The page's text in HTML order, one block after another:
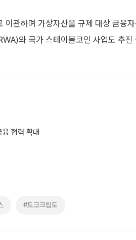
관하며 가상자산을 규제 대상 금융
와 국가 스테이블코인 사업도 추
협력 확대
#토코크립토